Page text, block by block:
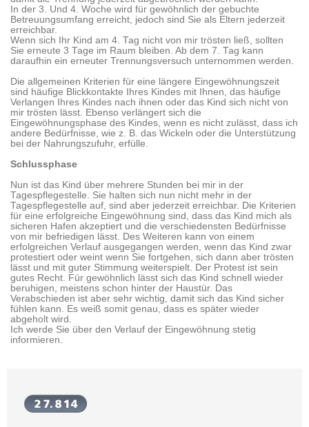
In der 3. Und 4. Woche wird für gewöhnlich der gebuchte
Betreuungsumfang erreicht, jedoch sind Sie als Eltern jederzeit
erreichbar.
Wenn sich Ihr Kind am 4. Tag nicht von mir trösten ließ, sollten
Sie erneute 3 Tage im Raum bleiben. Ab dem 7. Tag kann
daraufhin ein erneuter Trennungsversuch unternommen werden.
Die allgemeinen Kriterien für eine längere Eingewöhnungszeit
sind häufige Blickkontakte Ihres Kindes mit Ihnen, das häufige
Verlangen Ihres Kindes nach ihnen oder das Kind sich nicht von
mir trösten lässt. Ebenso verlängert sich die
Eingewöhnungsphase des Kindes, wenn es nicht zulässt, dass ich
andere Bedürfnisse, wie z. B. das Wickeln oder die Unterstützung
bei der Nahrungszufuhr, erfülle.
Schlussphase
Nun ist das Kind über mehrere Stunden bei mir in der
Tagespflegestelle. Sie halten sich nun nicht mehr in der
Tagespflegestelle auf, sind aber jederzeit erreichbar. Die Kriterien
für eine erfolgreiche Eingewöhnung sind, dass das Kind mich als
sicheren Hafen akzeptiert und die verschiedensten Bedürfnisse
von mir befriedigen lässt. Des Weiteren kann von einem
erfolgreichen Verlauf ausgegangen werden, wenn das Kind zwar
protestiert oder weint wenn Sie fortgehen, sich dann aber trösten
lässt und mit guter Stimmung weiterspielt. Der Protest ist sein
gutes Recht. Für gewöhnlich lässt sich das Kind schnell wieder
beruhigen, meistens schon hinter der Haustür. Das
Verabschieden ist aber sehr wichtig, damit sich das Kind sicher
fühlen kann. Es weiß somit genau, dass es später wieder
abgeholt wird.
Ich werde Sie über den Verlauf der Eingewöhnung stetig
informieren.